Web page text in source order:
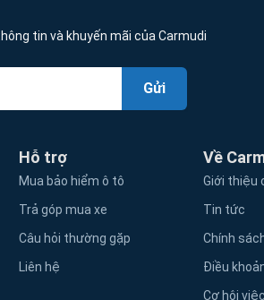
tin và khuyến mãi của Carmudi
Gửi
Hỗ trợ
Mua bảo hiểm ô tô
Trả góp mua xe
Câu hỏi thường gặp
Liên hệ
Về
Giới thiệu
Tin tức
Chính
Điều
Cơ hội